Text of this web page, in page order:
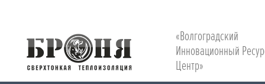
«Волгоградский
Инновационный
Центр»